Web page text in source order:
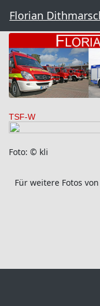
Florian
TSF-W
Foto: © kli
Für weitere Fotos